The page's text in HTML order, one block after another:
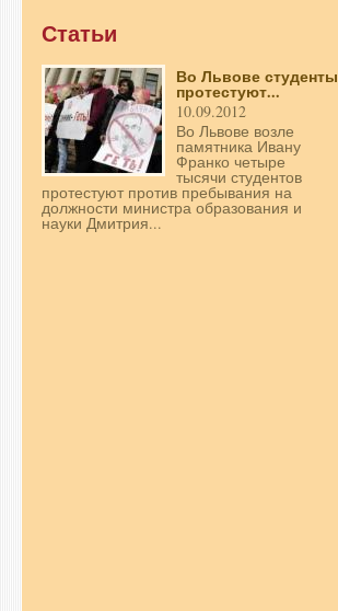
Статьи
Во Львове студенты
протестуют...
10.09.2012
Во Львове возле
памятника Ивану
Франко четыре
тысячи студентов
протестуют против пребывания на
должности министра образования и
науки Дмитрия...